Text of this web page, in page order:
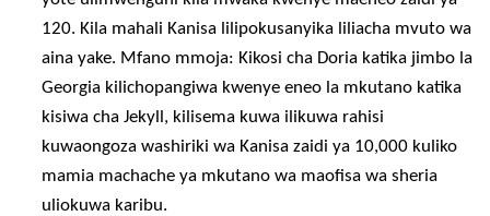
120. Kila mahali Kanisa lilipokusanyika liliacha mvuto wa
aina yake. Mfano mmoja: Kikosi cha Doria katika jimbo la
Georgia kilichopangiwa kwenye eneo la mkutano katika
kisiwa cha Jekyll, kilisema kuwa ilikuwa rahisi
kuwaongoza washiriki wa Kanisa zaidi ya 10,000 kuliko
mamia machache ya mkutano wa maofisa wa sheria
uliokuwa karibu.